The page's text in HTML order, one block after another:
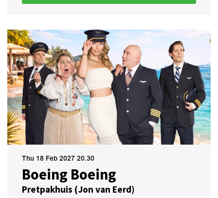
Boeing Boeing
Pretpakhuis (Jon van Eerd)
Thu 18 Feb 2027 20.30